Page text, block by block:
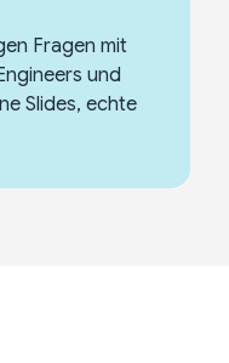
Fragen mit
und
Slides, echte